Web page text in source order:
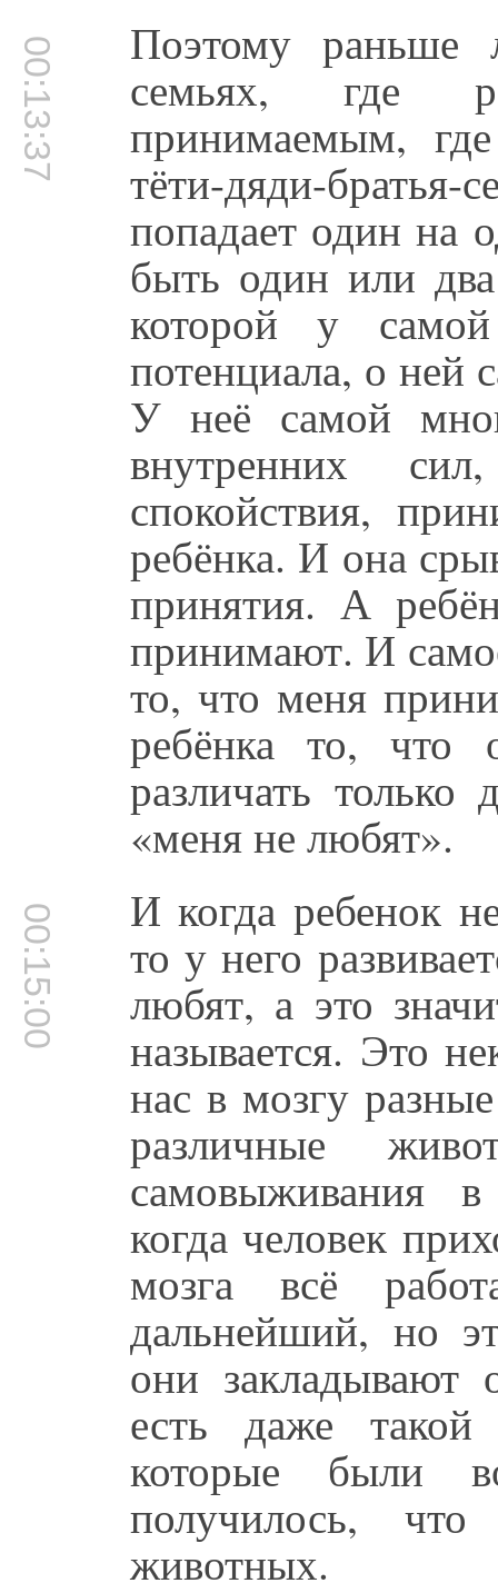
00:13:37 Поэтому
семьях, где
принимаемым,
тёти-дяди-братья-
попадает один на
быть один или
которой у
потенциала, о ней
У неё самой
внутренних
спокойствия,
ребёнка. И она
принятия. А
принимают. И
то, что меня
ребёнка то,
различать
«меня не любят».
00:15:00 И когда ребенок
то у него
любят, а это
называется. Это
нас в мозгу
различные
самовыживания
когда человек
мозга всё
дальнейший, но
они закладывают
есть даже
которые были
получилось,
животных.